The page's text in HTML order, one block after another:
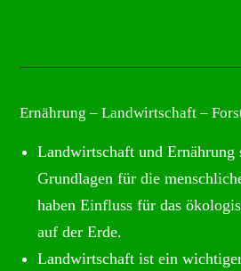
Ernährung – Landwirtschaft –
Landwirtschaft und
Grundlagen für die
haben Einfluss für das
auf der Erde.
Landwirtschaft ist ein